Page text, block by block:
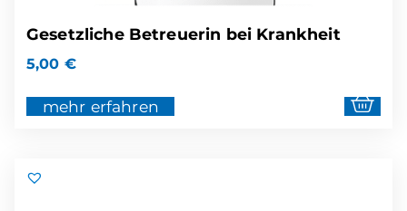
Gesetzliche Betreuerin bei Krankheit
5,00 €
mehr erfahren